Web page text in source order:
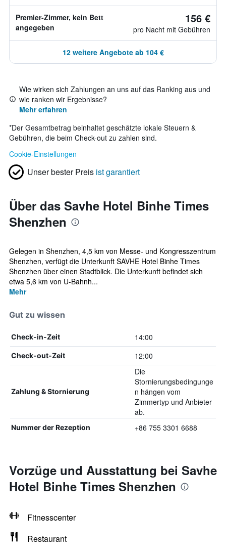
Premier-Zimmer, kein Bett
angegeben
156 €
pro Nacht mit Gebühren
12 weitere Angebote ab 104 €
Wie wirken sich Zahlungen an uns auf das Ranking aus und
wie ranken wir Ergebnisse?
Mehr erfahren
*Der Gesamtbetrag beinhaltet geschätzte lokale Steuern &
Gebühren, die beim Check-out zu zahlen sind.
Cookie-Einstellungen
Unser bester Preis ist garantiert
Über das Savhe Hotel Binhe Times
Shenzhen
Gelegen in Shenzhen, 4,5 km von Messe- und Kongresszentrum
Shenzhen, verfügt die Unterkunft SAVHE Hotel Binhe Times
Shenzhen über einen Stadtblick. Die Unterkunft befindet sich
etwa 5,6 km von U-Bahnh...
Mehr
Gut zu wissen
Check-in-Zeit 14:00
Check-out-Zeit 12:00
Zahlung & Stornierung
Die
Stornierungsbedingunge
n hängen vom
Zimmertyp und Anbieter
ab.
Nummer der Rezeption +86 755 3301 6688
Vorzüge und Ausstattung bei Savhe
Hotel Binhe Times Shenzhen
Fitnesscenter
Restaurant